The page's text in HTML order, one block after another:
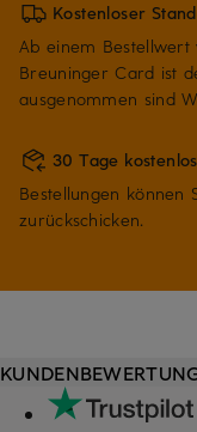
Kostenloser
Ab einem
Breuninger Card ist
ausgenommen sind
30 Tage
Bestellungen können
zurückschicken.